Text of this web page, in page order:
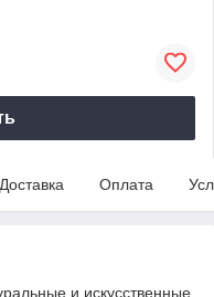
Доставка Оплата
и искусственные